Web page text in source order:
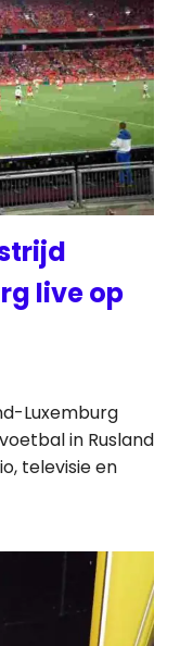
live op
Luxemburg
in Rusland
televisie en